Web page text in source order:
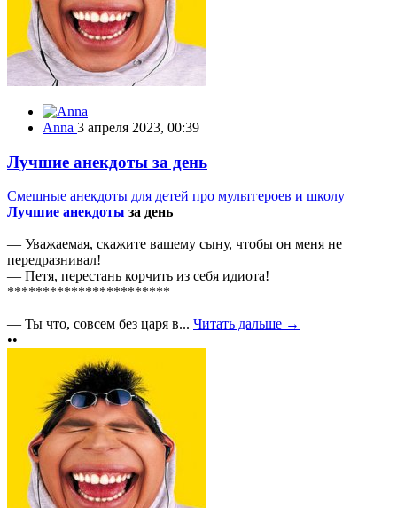
Anna 3 апреля 2023, 00:39
Лучшие анекдоты за день
Смешные анекдоты для детей про мультгероев и школу
Лучшие анекдоты за день
— Уважаемая, скажите вашему сыну, чтобы он меня не
передразнивал!
— Петя, перестань корчить из себя идиота!
***********************
— Ты что, совсем без царя в... Читать дальше →
••